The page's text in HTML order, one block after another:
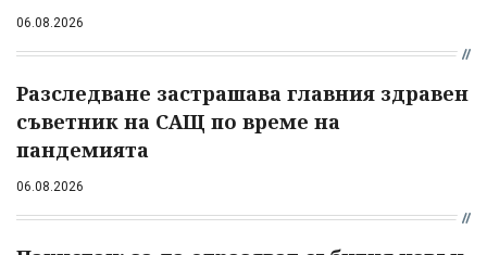
06.08.2026
Разследване застрашава главния здравен
съветник на САЩ по време на
пандемията
06.08.2026